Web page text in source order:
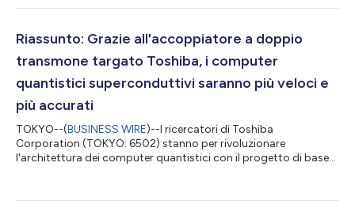
Index, nuovi indici azionari realizzati con tecnologie avanzate
come “SMBC/TOSHIBA Quantum Diversified” (gli “Indici”). 1.
Riassunto: Grazie all'accoppiatore a doppio
transmone targato Toshiba, i computer
quantistici superconduttivi saranno più veloci e
più accurati
TOKYO--(BUSINESS WIRE)--I ricercatori di Toshiba
Corporation (TOKYO: 6502) stanno per rivoluzionare
l'architettura dei computer quantistici con il progetto di base
accoppiatori sintonizzabili. L'accoppiatore è un dispositivo